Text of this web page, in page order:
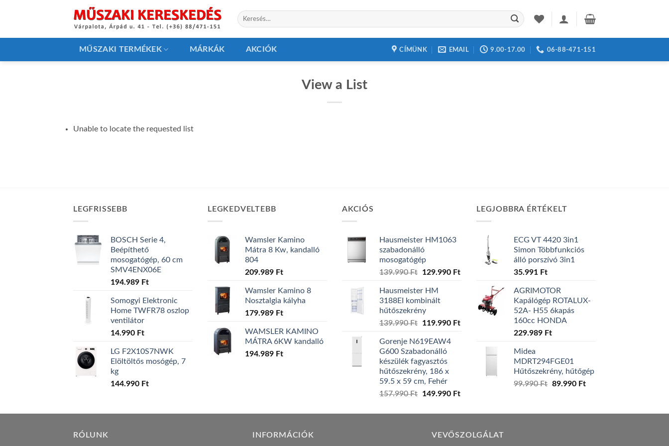
Keresés
a
MŰSZAKI TERMÉKEK MÁRKÁK AKCIÓK CÍMÜNK EMAIL 9.00-17.00 06-88-471-151
View a List
Unable to locate the requested list
LEGFRISSEBB
BOSCH Serie 4,
Beépíthető
mosogatógép, 60 cm
SMV4ENX06E
194.989 Ft
Somogyi Elektronic
Home TWFR78 oszlop
ventilátor
14.990 Ft
LG F2X10S7NWK
Elöltöltős mosógép, 7
kg
144.990 Ft
LEGKEDVELTEBB
Wamsler Kamino
Mátra 8 Kw, kandalló
804
209.989 Ft
Wamsler Kamino 8
Nosztalgia kályha
179.989 Ft
WAMSLER KAMINO
MÁTRA 6KW kandalló
194.989 Ft
AKCIÓS
Hausmeister HM1063
szabadonálló
mosogatógép
139.990Ft
Original
was:
139.990 Ft.
129.990 FtCurrent
129.990 Ft.
Hausmeister HM
3188EI kombinált
hűtőszekrény
139.990Ft
Original
was:
139.990 Ft.
119.990 FtCurrent
119.990 Ft.
Gorenje N619EAW4
G600 Szabadonálló
készülék fagyasztós
hűtőszekrény, 186 x
59.5 x 59 cm, Fehér
157.990Ft
Original
was:
149.990 FtCurrent
is:
LEGJOBBRA ÉRTÉKELT
ECG VT 4420 3in1
Simon Többfunkciós
álló porszívó 3in1
35.991 Ft
AGRIMOTOR
Kapálógép ROTALUX-
52A- H55 6kapás
160cc HONDA
229.989 Ft
Midea
MDRT294FGE01
Hűtőszekrény, hűtőgép
99.990Ft Original
99.990 Ft.
89.990 FtCurrent
89.990 Ft.
RÓLUNK INFORMÁCIÓK VEVŐSZOLGÁLAT